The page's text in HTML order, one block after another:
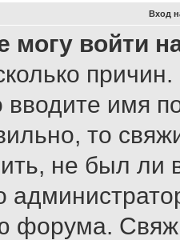
Вход
могу войти
имя
то
не был ли
форума.